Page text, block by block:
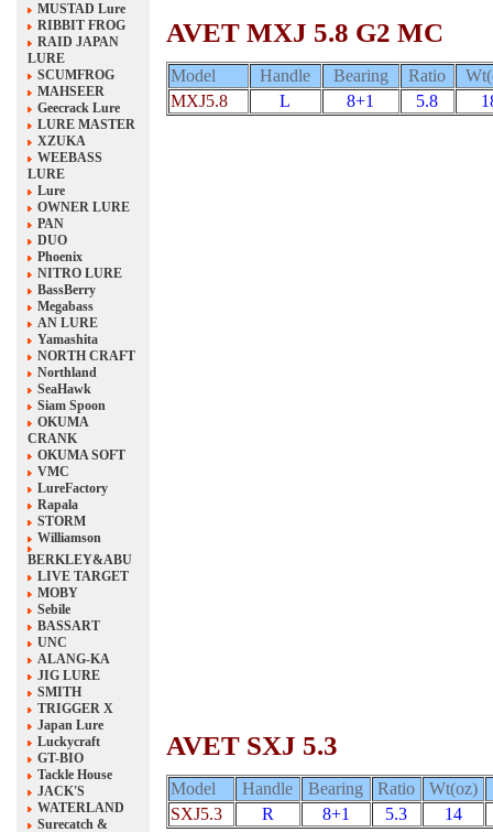
MUSTAD Lure
RIBBIT FROG
RAID JAPAN
LURE
SCUMFROG
MAHSEER
Geecrack Lure
LURE MASTER
XZUKA
WEEBASS
LURE
Lure
OWNER LURE
PAN
DUO
Phoenix
NITRO LURE
BassBerry
Megabass
AN LURE
Yamashita
NORTH CRAFT
Northland
SeaHawk
Siam Spoon
OKUMA
CRANK
OKUMA SOFT
VMC
LureFactory
Rapala
STORM
Williamson
BERKLEY&ABU
LIVE TARGET
MOBY
Sebile
BASSART
UNC
ALANG-KA
JIG LURE
SMITH
TRIGGER X
Japan Lure
Luckycraft
GT-BIO
Tackle House
JACK'S
WATERLAND
Surecatch &
AVET MXJ 5.8 G2 MC
Model Handle Bearing Ratio
MXJ5.8
L 8+1 5.8
AVET SXJ 5.3
Model Handle Bearing Ratio
Wt(oz)
SXJ5.3
R 8+1 5.3 14